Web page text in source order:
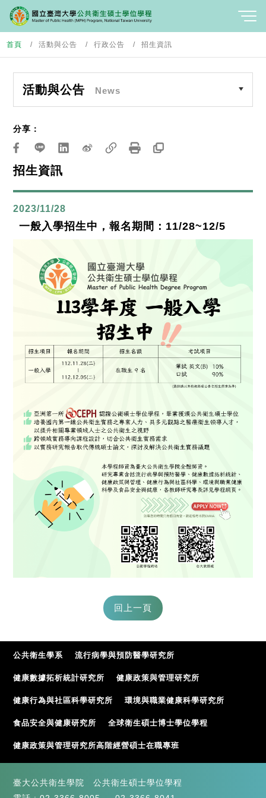
首頁 活動與公告 行政公告 招生資訊
活動與公告 News
招生資訊
分享：
2023/11/28
一般入學招生中，報名期間：11/28~12/5
公共衛生學系 流行病學與預防醫學研究所
健康數據拓析統計研究所 健康政策與管理研究所
健康行為與社區科學研究所 環境與職業健康科學研究所
食品安全與健康研究所 全球衛生碩士博士學位學程
健康政策與管理研究所高階經營碩士在職專班
臺大公共衛生學院 公共衛生碩士學位學程